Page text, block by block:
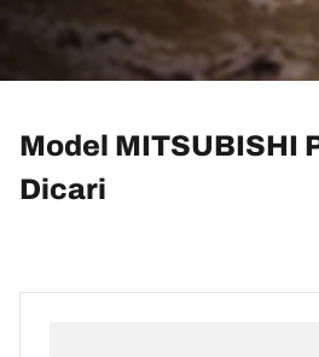
Model MITSUBISHI
Dicari